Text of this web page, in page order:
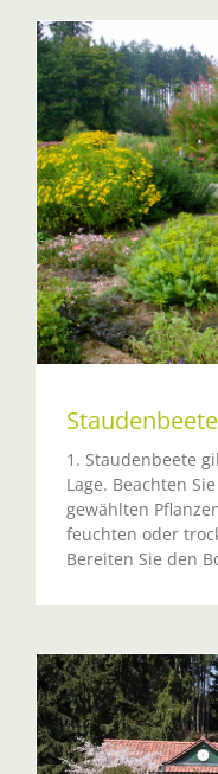
1. Staudenbeete
Lage. Beachten
gewählten
feuchten oder
Bereiten Sie den